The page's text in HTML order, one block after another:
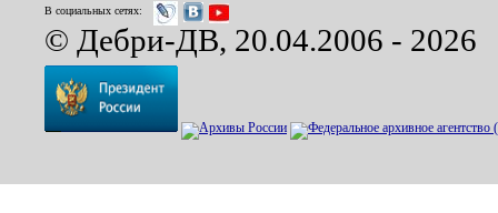
В социальных сетях:
© Дебри-ДВ, 20.04.2006 - 2026